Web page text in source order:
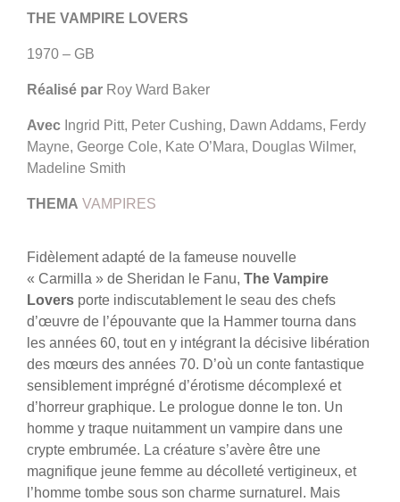
THE VAMPIRE LOVERS
1970 – GB
Réalisé par Roy Ward Baker
Avec Ingrid Pitt, Peter Cushing, Dawn Addams, Ferdy
Mayne, George Cole, Kate O’Mara, Douglas Wilmer,
Madeline Smith
THEMA VAMPIRES
Fidèlement adapté de la fameuse nouvelle
« Carmilla » de Sheridan le Fanu, The Vampire
Lovers porte indiscutablement le seau des chefs
d’œuvre de l’épouvante que la Hammer tourna dans
les années 60, tout en y intégrant la décisive libération
des mœurs des années 70. D’où un conte fantastique
sensiblement imprégné d’érotisme décomplexé et
d’horreur graphique. Le prologue donne le ton. Un
homme y traque nuitamment un vampire dans une
crypte embrumée. La créature s’avère être une
magnifique jeune femme au décolleté vertigineux, et
l’homme tombe sous son charme surnaturel. Mais